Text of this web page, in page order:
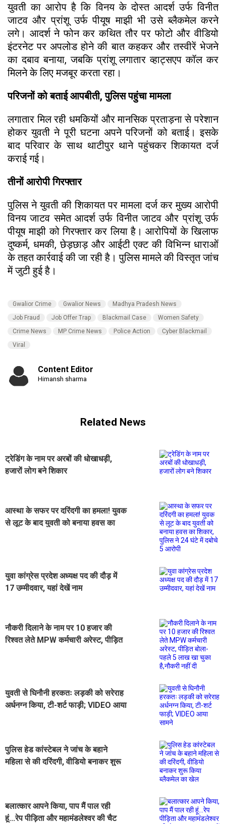
युवती का आरोप है कि विनय के दोस्त आदर्श उर्फ विनीत
जाटव और प्रांशू उर्फ पीयूष माझी भी उसे ब्लैकमेल करने
लगे। आदर्श ने फोन कर कथित तौर पर फोटो और वीडियो
इंटरनेट पर अपलोड होने की बात कहकर और तस्वीरें भेजने
का दबाव बनाया, जबकि प्रांशू लगातार व्हाट्सएप कॉल कर
मिलने के लिए मजबूर करता रहा।
परिजनों को बताई आपबीती, पुलिस पहुंचा मामला
लगातार मिल रही धमकियों और मानसिक प्रताड़ना से परेशान
होकर युवती ने पूरी घटना अपने परिजनों को बताई। इसके
बाद परिवार के साथ थाटीपुर थाने पहुंचकर शिकायत दर्ज
कराई गई।
तीनों आरोपी गिरफ्तार
पुलिस ने युवती की शिकायत पर मामला दर्ज कर मुख्य आरोपी
विनय जाटव समेत आदर्श उर्फ विनीत जाटव और प्रांशू उर्फ
पीयूष माझी को गिरफ्तार कर लिया है। आरोपियों के खिलाफ
दुष्कर्म, धमकी, छेड़छाड़ और आईटी एक्ट की विभिन्न धाराओं
के तहत कार्रवाई की जा रही है। पुलिस मामले की विस्तृत जांच
में जुटी हुई है।
Gwalior Crime Gwalior News
Madhya Pradesh News
Job Fraud
Job Offer Trap Blackmail Case
Women Safety
Crime News
MP Crime News Police Action
Cyber Blackmail
Viral
Content Editor
Himansh sharma
Related News
ट्रेडिंग के नाम पर अरबों की धोखाधड़ी,
हजारों लोग बने शिकार
आस्था के सफर पर दरिंदगी का हमला! युवक
से लूट के बाद युवती को बनाया हवस का
युवा कांग्रेस प्रदेश अध्यक्ष पद की दौड़ में
17 उम्मीदवार, यहां देखें नाम
नौकरी दिलाने के नाम पर 10 हजार की
रिश्वत लेते MPW कर्मचारी अरेस्ट, पीड़ित
युवती से घिनौनी हरकतः लड़की को सरेराह
अर्धनग्न किया, टी-शर्ट फाड़ी; VIDEO आया
पुलिस हेड कांस्टेबल ने जांच के बहाने
महिला से की दरिंदगी, वीडियो बनाकर शुरू
बलात्कार आपने किया, पाप मैं पाल रही
हूं...रेप पीड़िता और महामंडलेश्वर की चैट